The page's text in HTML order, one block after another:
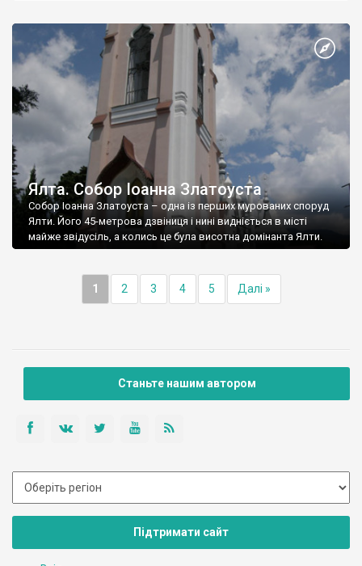
Ялта. Собор Іоанна Златоуста
Собор Іоанна Златоуста – одна із перших мурованих споруд
Ялти. Його 45-метрова дзвіниця і нині видніється в місті
майже звідусіль, а колись це була висотна домінанта Ялти.
1 2 3 4 5 Далі »
Станьте нашим автором
Підтримати сайт